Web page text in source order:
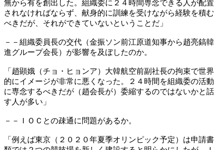
無から有を創出した。組織委に２４時間専念できる人が配置
されなければならず、献身的に訓練を受けながら経験を積む
べきだが、それができていないということだ」
－－組織委員長の交代（金振ソン前江原道知事から趙亮鎬韓
進グループ会長）が影響を及ぼしたのか。
「趙顕娥（チョ・ヒョンア）大韓航空前副社長の拘束で世界
的にイメージが非常に悪くなった。２４時間を組織委の活動
に専念するべきだが（趙会長が）委縮するのではないかと話
す人が多い」
－－ＩＯＣとの疎通に問題があるか。
「例えば東京（２０２０年夏季オリンピック予定）は申請書